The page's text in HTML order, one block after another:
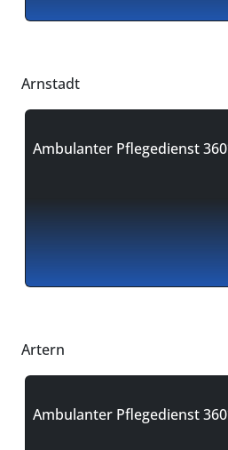
Arnstadt
Ambulanter Pflegedienst
Artern
Ambulanter Pflegedienst